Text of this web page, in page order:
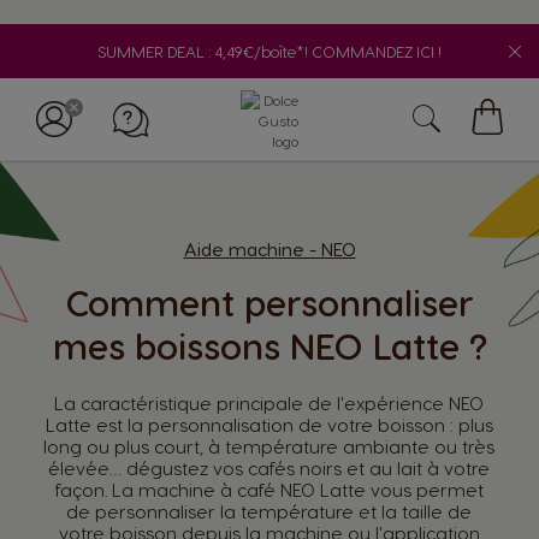
SUMMER DEAL : 4,49€/boîte*! COMMANDEZ ICI !
Appelez-nous
Aide machine - NEO
Comment personnaliser
mes boissons NEO Latte ?
La caractéristique principale de l'expérience NEO
Latte est la personnalisation de votre boisson : plus
long ou plus court, à température ambiante ou très
élevée… dégustez vos cafés noirs et au lait à votre
façon. La machine à café NEO Latte vous permet
de personnaliser la température et la taille de
votre boisson depuis la machine ou l'application